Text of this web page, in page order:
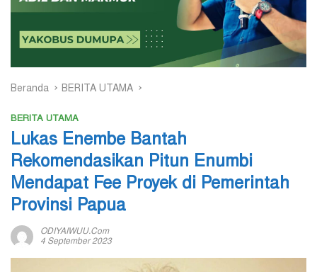
Beranda BERITA UTAMA
BERITA UTAMA
Lukas Enembe Bantah
Rekomendasikan Pitun Enumbi
Mendapat Fee Proyek di Pemerintah
Provinsi Papua
ODIYAIWUU.com
4 September 2023